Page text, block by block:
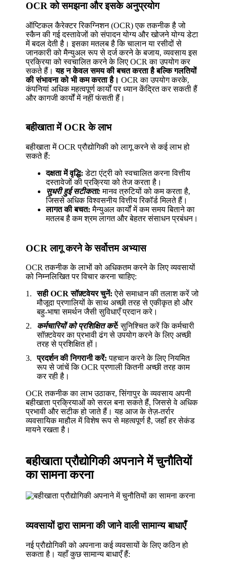
OCR को समझना और इसके अनुप्रयोग
ऑप्टिकल कैरेक्टर रिकग्निशन (OCR) एक तकनीक है जो
स्कैन की गई दस्तावेजों को संपादन योग्य और खोजने योग्य डेटा
में बदल देती है। इसका मतलब है कि चालान या रसीदों से
जानकारी को मैन्युअल रूप से दर्ज करने के बजाय, व्यवसाय इस
प्रक्रिया को स्वचालित करने के लिए OCR का उपयोग कर
सकते हैं।यह न केवल समय की बचत करता है बल्कि गलतियों
की संभावना को भी कम करता है। OCR का उपयोग करके,
कंपनियां अधिक महत्वपूर्ण कार्यों पर ध्यान केंद्रित कर सकती हैं
और कागजी कार्यों में नहीं फंसती हैं।
बहीखाता में OCR के लाभ
बहीखाता में OCR प्रौद्योगिकी को लागू करने से कई लाभ हो
सकते हैं:
दक्षता में वृद्धि: डेटा एंट्री को स्वचालित करना वित्तीय
दस्तावेजों की प्रक्रिया को तेज करता है।
सुधरी हुई सटीकता:मानव त्रुटियों को कम करता है,
जिससे अधिक विश्वसनीय वित्तीय रिकॉर्ड मिलते हैं।
लागत की बचत: मैन्युअल कार्यों में कम समय बिताने का
मतलब है कम श्रम लागत और बेहतर संसाधन प्रबंधन।
OCR लागू करने के सर्वोत्तम अभ्यास
OCR तकनीक के लाभों को अधिकतम करने के लिए व्यवसायों
को निम्नलिखित पर विचार करना चाहिए:
सही OCR सॉफ़्टवेयर चुनें: ऐसे समाधान की तलाश करें जो
मौजूदा प्रणालियों के साथ अच्छी तरह से एकीकृत हो और
बहु-भाषा समर्थन जैसी सुविधाएँ प्रदान करे।
कर्मचारियों को प्रशिक्षित करें:सुनिश्चित करें कि कर्मचारी
सॉफ़्टवेयर का प्रभावी ढंग से उपयोग करने के लिए अच्छी
तरह से प्रशिक्षित हों।
प्रदर्शन की निगरानी करें: पहचान करने के लिए नियमित
रूप से जांचें कि OCR प्रणाली कितनी अच्छी तरह काम
कर रही है।
OCR तकनीक का लाभ उठाकर, सिंगापुर के व्यवसाय अपनी
बहीखाता प्रक्रियाओं को सरल बना सकते हैं, जिससे वे अधिक
प्रभावी और सटीक हो जाते हैं। यह आज के तेज़-तर्रार
व्यवसायिक माहौल में विशेष रूप से महत्वपूर्ण है, जहाँ हर सेकंड
मायने रखता है।
बहीखाता प्रौद्योगिकी अपनाने में चुनौतियों
का सामना करना
व्यवसायों द्वारा सामना की जाने वाली सामान्य बाधाएँ
नई प्रौद्योगिकी को अपनाना कई व्यवसायों के लिए कठिन हो
सकता है। यहाँ कुछ सामान्य बाधाएँ हैं: